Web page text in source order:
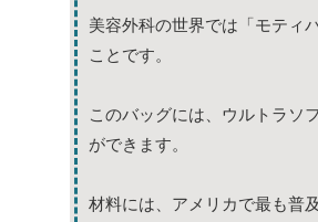
美容外科の世界では「モティ
ことです。
このバッグには、ウルトラソ
ができます。
材料には、アメリカで最も普